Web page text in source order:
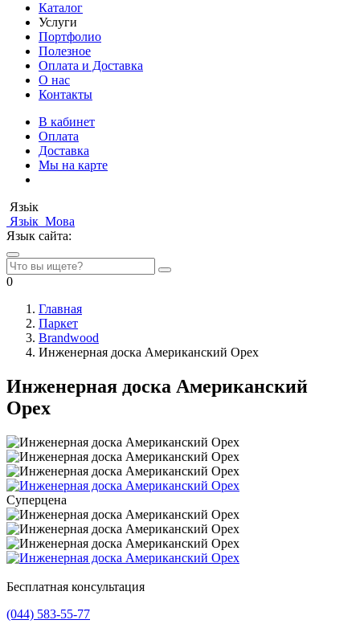
Каталог
Услуги
Портфолио
Полезное
Оплата и Доставка
О нас
Контакты
В кабинет
Оплата
Доставка
Мы на карте
Язьік
Язьік Мова
Язык сайта:
0
Главная
Паркет
Brandwood
Инженерная доска Американский Орех
Инженерная доска Американский
Орех
Суперцена
Бесплатная консультация
(044) 583-55-77